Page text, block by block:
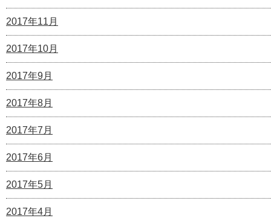
2017年11月
2017年10月
2017年9月
2017年8月
2017年7月
2017年6月
2017年5月
2017年4月